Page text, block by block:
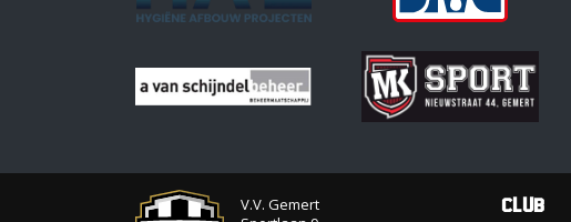
V.V. Gemert
Club